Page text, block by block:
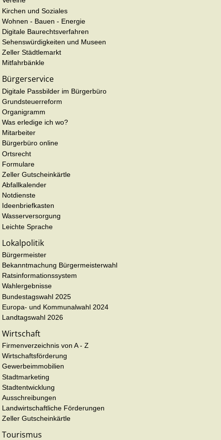
Kirchen und Soziales
Wohnen - Bauen - Energie
Digitale Baurechtsverfahren
Sehenswürdigkeiten und Museen
Zeller Städtlemarkt
Mitfahrbänkle
Bürgerservice
Digitale Passbilder im Bürgerbüro
Grundsteuerreform
Organigramm
Was erledige ich wo?
Mitarbeiter
Bürgerbüro online
Ortsrecht
Formulare
Zeller Gutscheinkärtle
Abfallkalender
Notdienste
Ideenbriefkasten
Wasserversorgung
Leichte Sprache
Lokalpolitik
Bürgermeister
Bekanntmachung Bürgermeisterwahl
Ratsinformationssystem
Wahlergebnisse
Bundestagswahl 2025
Europa- und Kommunalwahl 2024
Landtagswahl 2026
Wirtschaft
Firmenverzeichnis von A - Z
Wirtschaftsförderung
Gewerbeimmobilien
Stadtmarketing
Stadtentwicklung
Ausschreibungen
Landwirtschaftliche Förderungen
Zeller Gutscheinkärtle
Tourismus